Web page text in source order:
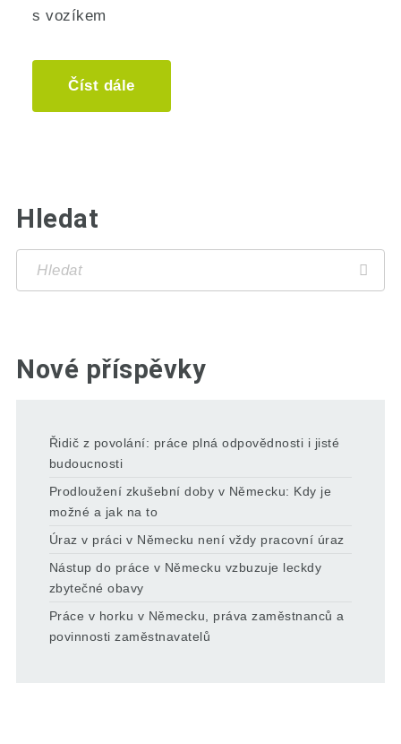
s vozíkem
Číst dále
Hledat
Nové příspěvky
Řidič z povolání: práce plná odpovědnosti i jisté
budoucnosti
Prodloužení zkušební doby v Německu: Kdy je
možné a jak na to
Úraz v práci v Německu není vždy pracovní úraz
Nástup do práce v Německu vzbuzuje leckdy
zbytečné obavy
Práce v horku v Německu, práva zaměstnanců a
povinnosti zaměstnavatelů